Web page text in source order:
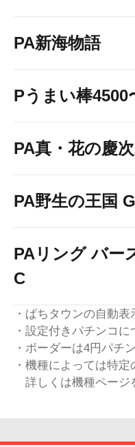
PA新海物語
Pうまい棒4500
PA真・花の慶
PA野生の王国
PAリング バ
C
・ぱちタウンの自動
・設定付きパチンコ
・ボーダーは4円パチ
・機種によっては特
詳しくは機種ページ